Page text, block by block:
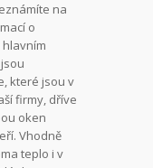
na
o
které jsou v
firmy, dříve
oken
Vhodně
teplo i v